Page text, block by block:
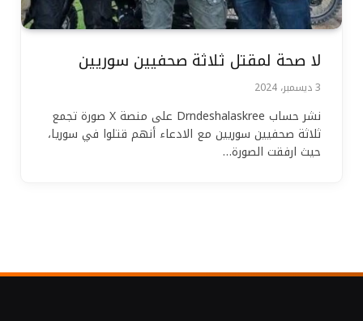
لا صحة لمقتل ثلاثة صحفيين سوريين
3 ديسمبر، 2024
نشر حساب Drndeshalaskree على منصة X صورة تجمع
ثلاثة صحفيين سوريين مع الادعاء أنهم قتلوا في سوريا،
حيث ارفقت الصورة…